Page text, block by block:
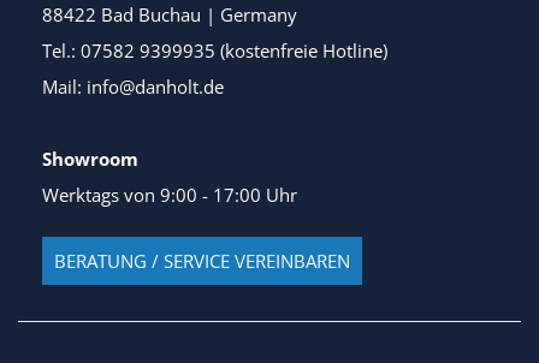
88422 Bad Buchau | Germany
Tel.: 07582 9399935 (kostenfreie Hotline)
Mail: info@danholt.de
Showroom
Werktags von 9:00 - 17:00 Uhr
BERATUNG / SERVICE VEREINBAREN